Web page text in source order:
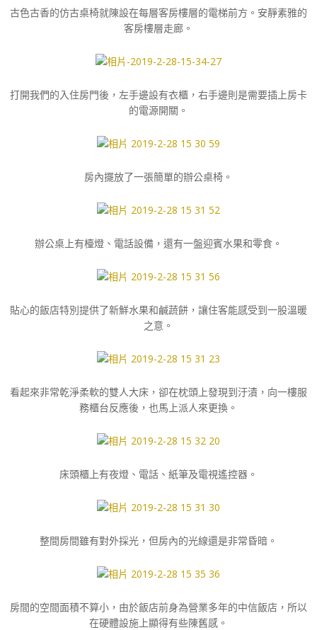
古色古香的仿古桌椅就陳設在每層客房樓層的電梯前方。 安靜素雅的
客房樓層走廊。
打開我們的入住房門後，左手邊設有衣櫃，右手邊則是需要插上房卡
的電源開關。
房內擺放了一張簡單的辦公桌椅。
辦公桌上有檯燈、電話設備，還有一盤迎賓水果和零食。
貼心的飯店特別提供了新鮮水果和鹹蔬餅，讓住客能感受到一股溫暖
之意。
看起來非常乾淨柔軟的雙人大床，卻在枕頭上發現到汙漬，向一樓服
務櫃台反應後，也馬上派人來更換。
床頭櫃上有夜燈、電話、紙筆及電視遙控器。
整間房間雖有對外採光，但房內的光線還是非常昏暗。
房間的空間面積不算小，由於飯店前身為營業多年的中信飯店，所以
在硬體設施上顯得有些陳舊感。